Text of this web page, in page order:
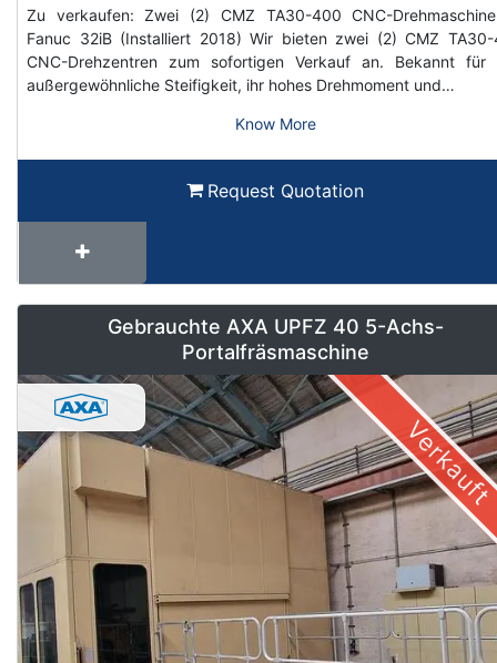
Zu verkaufen: Zwei (2) CMZ TA30-400 CNC-
Fanuc 32iB (Installiert 2018) Wir bieten zwei (2) CMZ
CNC-Drehzentren zum sofortigen Verkauf an. Bekannt für
außergewöhnliche Steifigkeit, ihr hohes Drehmoment und…
Know More
Request Quotation
Gebrauchte AXA UPFZ 40 5-Achs-
Portalfräsmaschine
Verkauft